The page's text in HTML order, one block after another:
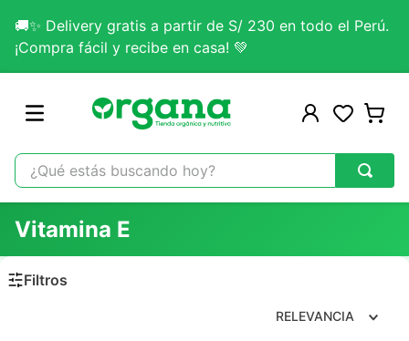
🚚✨ Delivery gratis a partir de S/ 230 en todo el Perú.
¡Compra fácil y recibe en casa! 💚
¿Qué estás buscando hoy?
1 .
omega 3
2.
citrato magnesio
Vitamina E
RELEVANCIA